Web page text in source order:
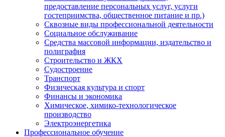
предоставление персональных услуг, услуги
гостеприимства, общественное питание и пр.)
Сквозные виды профессиональной деятельности
Социальное обслуживание
Средства массовой информации, издательство и
полиграфия
Строительство и ЖКХ
Судостроение
Транспорт
Физическая культура и спорт
Финансы и экономика
Химическое, химико-технологическое
производство
Электроэнергетика
Профессиональное обучение